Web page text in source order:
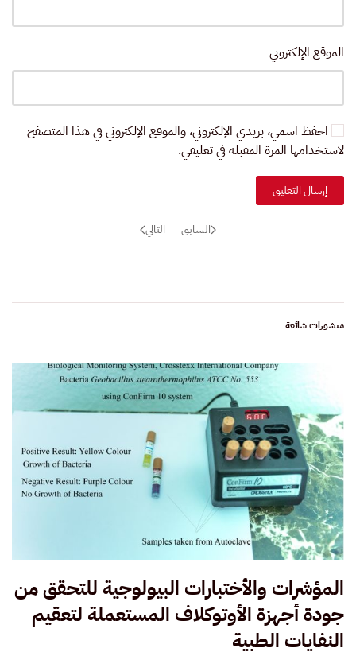
الموقع الإلكتروني
احفظ اسمي، بريدي الإلكتروني، والموقع الإلكتروني في هذا المتصفح
لاستخدامها المرة المقبلة في تعليقي.
إرسال التعليق
السابق التالي
منشورات شائعة
المؤشرات والأختبارات البيولوجية للتحقق من
جودة أجهزة الأوتوكلاف المستعملة لتعقيم
النفايات الطبية